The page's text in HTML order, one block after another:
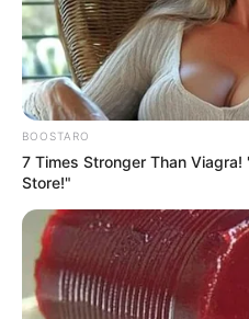
BOOSTARO
7 Times Stronger Than
Store!"